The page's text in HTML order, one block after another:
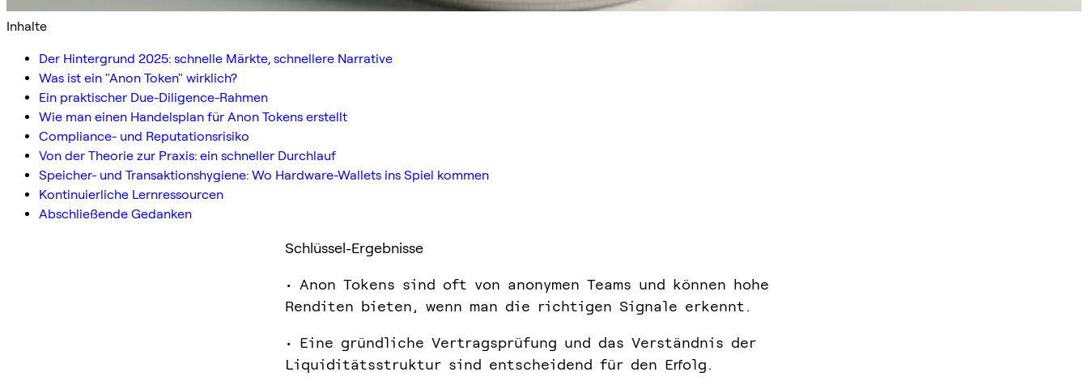
Inhalte
Der Hintergrund 2025: schnelle Märkte, schnellere Narrative
Was ist ein "Anon Token" wirklich?
Ein praktischer Due-Diligence-Rahmen
Wie man einen Handelsplan für Anon Tokens erstellt
Compliance- und Reputationsrisiko
Von der Theorie zur Praxis: ein schneller Durchlauf
Speicher- und Transaktionshygiene: Wo Hardware-Wallets ins Spiel kommen
Kontinuierliche Lernressourcen
Abschließende Gedanken
Schlüssel-Ergebnisse
• Anon Tokens sind oft von anonymen Teams und können hohe
Renditen bieten, wenn man die richtigen Signale erkennt.
• Eine gründliche Vertragsprüfung und das Verständnis der
Liquiditätsstruktur sind entscheidend für den Erfolg.